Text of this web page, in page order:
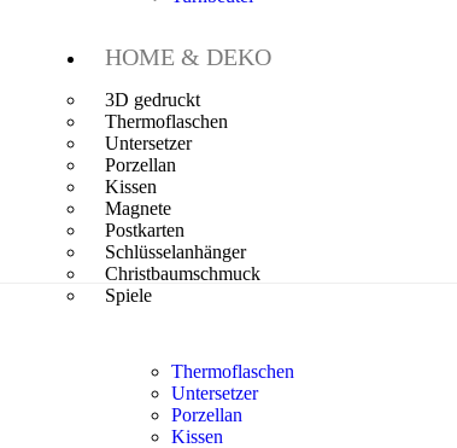
HOME & DEKO
3D gedruckt
Thermoflaschen
Untersetzer
Porzellan
Kissen
Magnete
Postkarten
Schlüsselanhänger
Christbaumschmuck
Spiele
Thermoflaschen
Untersetzer
Porzellan
Kissen